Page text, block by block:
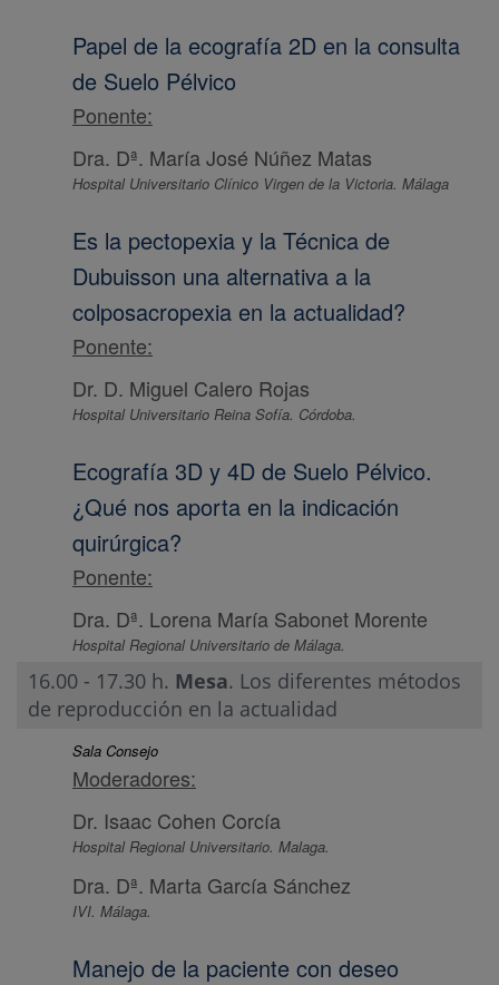
Papel de la ecografía 2D en la consulta
de Suelo Pélvico
Ponente:
Dra. Dª. María José Núñez Matas
Hospital Universitario Clínico Virgen de la Victoria. Málaga
Es la pectopexia y la Técnica de
Dubuisson una alternativa a la
colposacropexia en la actualidad?
Ponente:
Dr. D. Miguel Calero Rojas
Hospital Universitario Reina Sofía. Córdoba.
Ecografía 3D y 4D de Suelo Pélvico.
¿Qué nos aporta en la indicación
quirúrgica?
Ponente:
Dra. Dª. Lorena María Sabonet Morente
Hospital Regional Universitario de Málaga.
16.00 - 17.30 h. Mesa. Los diferentes métodos
de reproducción en la actualidad
Sala Consejo
Moderadores:
Dr. Isaac Cohen Corcía
Hospital Regional Universitario. Malaga.
Dra. Dª. Marta García Sánchez
IVI. Málaga.
Manejo de la paciente con deseo